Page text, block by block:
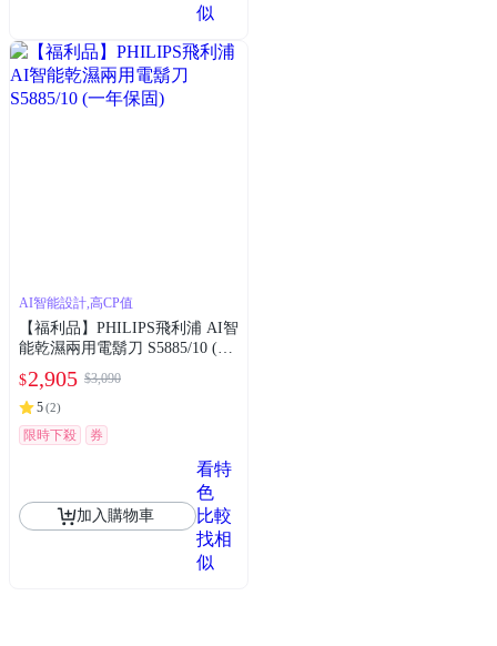
似
AI智能設計,高CP值
【福利品】PHILIPS飛利浦 AI智
能乾濕兩用電鬍刀 S5885/10 (一
$2,905 $3,090
5(2)
限時下殺 券
加入購物車
看特
色
比較
找相
似